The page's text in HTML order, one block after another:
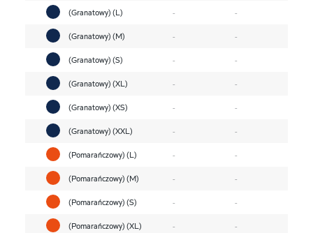
(Granatowy) (L)
-
-
(Granatowy) (M)
-
-
(Granatowy) (S)
-
-
(Granatowy) (XL)
-
-
(Granatowy) (XS)
-
-
(Granatowy) (XXL)
-
-
(Pomarańczowy) (L)
-
-
(Pomarańczowy) (M)
-
-
(Pomarańczowy) (S)
-
-
(Pomarańczowy) (XL)
-
-